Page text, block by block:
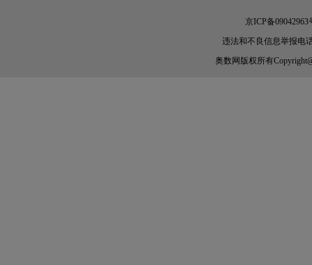
京ICP备09042963
违法和不良信息举报电
奥数网 版权所有